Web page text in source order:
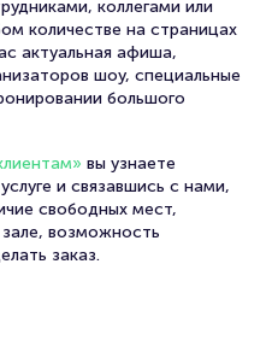
коллегами или
количестве на страницах
актуальная афиша,
шоу, специальные
большого
вы узнаете
и связавшись с нами,
свободных мест,
возможность
заказ.